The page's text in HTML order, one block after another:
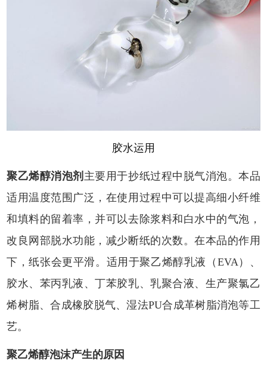
胶水运用
聚乙烯醇消泡剂 主要用于抄纸过程中脱气消泡。本品
适用温度范围广泛，在使用过程中可以提高细小纤维
和填料的留着率，并可以去除浆料和白水中的气泡，
改良网部脱水功能，减少断纸的次数。在本品的作用
下，纸张会更平滑。 适用于聚乙烯醇乳液（ EVA）、
胶水、苯丙乳液、丁苯胶乳、乳聚合液、生产聚氯乙
烯树脂、合成橡胶脱气、湿法PU合成革树脂消泡等工
艺。
聚乙烯醇泡沫产生的原因